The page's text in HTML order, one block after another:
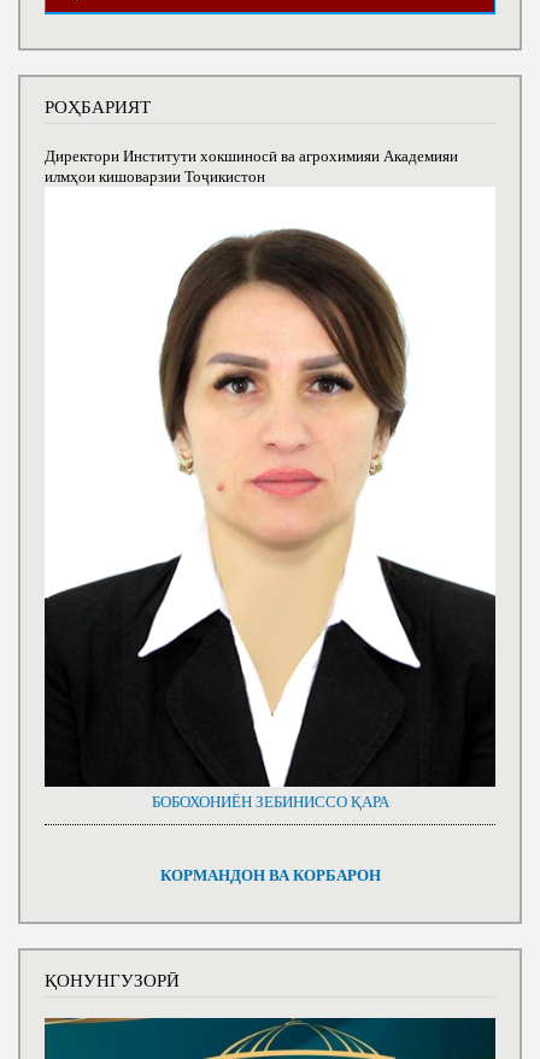
РОҲБАРИЯТ
Директори Институти хокшиносӣ ва агрохимияи Академияи
илмҳои кишоварзии Тоҷикистон
БОБОХОНИЁН ЗЕБИНИССО ҚАРА
КОРМАНДОН ВА КОРБАРОН
ҚОНУНГУЗОРӢ